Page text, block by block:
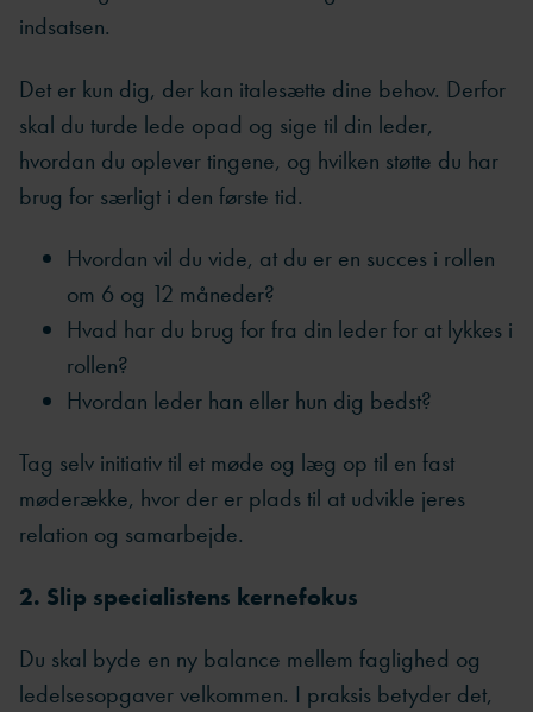
indsatsen.
Det er kun dig, der kan italesætte dine behov. Derfor
skal du turde lede opad og sige til din leder,
hvordan du oplever tingene, og hvilken støtte du har
brug for særligt i den første tid.
Hvordan vil du vide, at du er en succes i rollen
om 6 og 12 måneder?
Hvad har du brug for fra din leder for at lykkes i
rollen?
Hvordan leder han eller hun dig bedst?
Tag selv initiativ til et møde og læg op til en fast
møderække, hvor der er plads til at udvikle jeres
relation og samarbejde.
2. Slip specialistens kernefokus
Du skal byde en ny balance mellem faglighed og
ledelsesopgaver velkommen. I praksis betyder det,